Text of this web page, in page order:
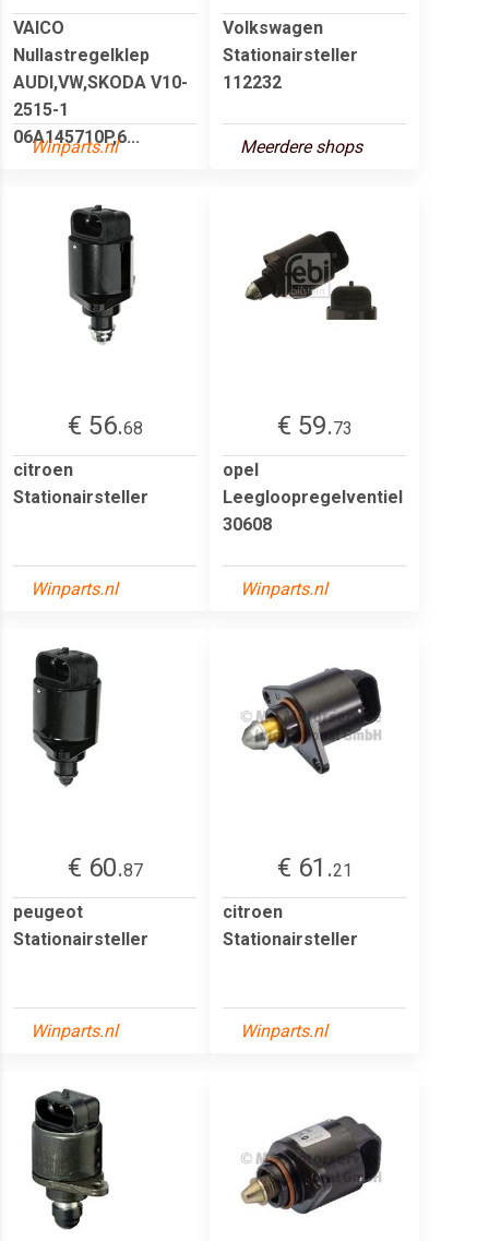
VAICO
Nullastregelklep
AUDI,VW,SKODA V10-
2515-1
06A145710P,6...
Winparts.nl
Volkswagen
Stationairsteller
112232
Meerdere shops
€ 56.68
citroen
Stationairsteller
Winparts.nl
€ 59.73
opel
Leegloopregelventiel
30608
Winparts.nl
€ 60.87
peugeot
Stationairsteller
Winparts.nl
€ 61.21
citroen
Stationairsteller
Winparts.nl